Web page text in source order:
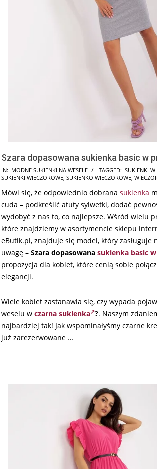
Szara dopasowana sukienka basic w
2024-
08-
17
IN: MODNE SUKIENKI NA WESELE TAGGED: SUKIENKI
SUKIENKI WIECZOROWE SUKIENKO WIECZOROWE
Mówi się, że odpowiednio dobrana sukienka
cuda – podkreślić atuty sylwetki, dodać
wydobyć z nas to, co najlepsze. Wśród wielu
które znajdziemy w asortymencie sklepu
eButik.pl, znajduje się model, który zasługuje
uwagę – Szara dopasowana sukienka basic
propozycja dla kobiet, które cenią sobie
elegancji.
Wiele kobiet zastanawia się, czy wypada
weselu w czarna sukienka ?. Naszym
najbardziej tak! Jak wspominałyśmy czarne
już zarezerwowane …